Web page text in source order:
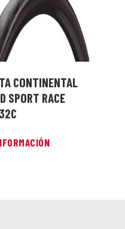
CONTINENTAL
SPORT RACE